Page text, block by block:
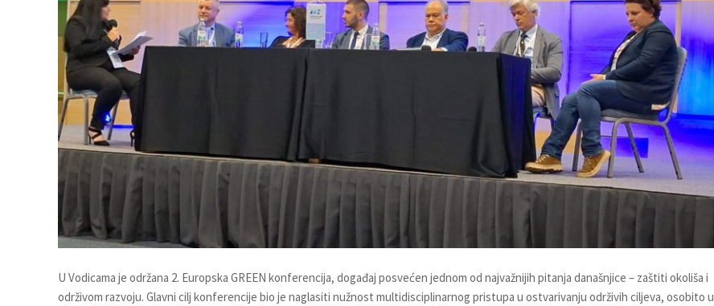
U Vodicama je održana 2. Europska GREEN konferencija, događaj posvećen jednom od najvažnijih pitanja današnjice – zaštiti okoliša i
održivom razvoju. Glavni cilj konferencije bio je naglasiti nužnost multidisciplinarnog pristupa u ostvarivanju održivih ciljeva, osobito u